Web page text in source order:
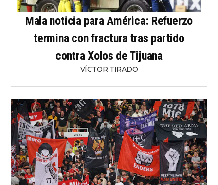
Mala noticia para América: Refuerzo
termina con fractura tras partido
contra Xolos de Tijuana
VÍCTOR TIRADO